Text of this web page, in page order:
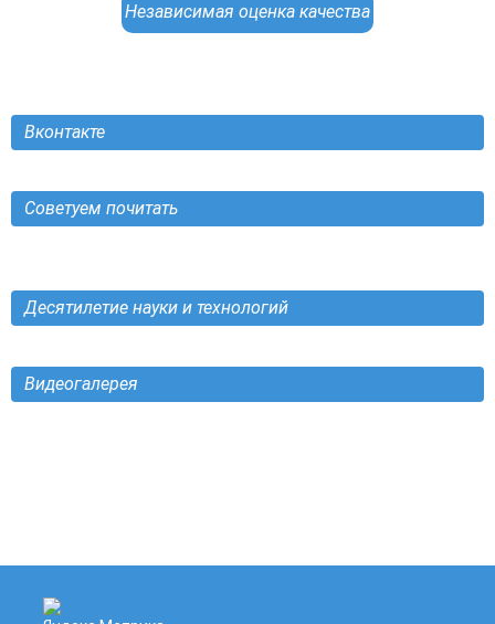
Независимая оценка качества
Вконтакте
Советуем почитать
Десятилетие науки и технологий
Видеогалерея